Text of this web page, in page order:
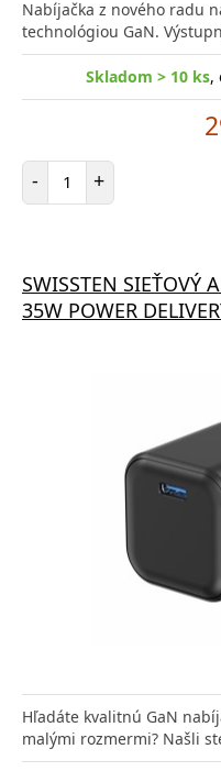
Nabíjačka z nového radu
technológiou GaN.
Skladom > 10 ks,
- Počet položiek
+
SWISSTEN SIEŤOVÝ
35W POWER
Hľadáte kvalitnú GaN
malými rozmermi? Našli